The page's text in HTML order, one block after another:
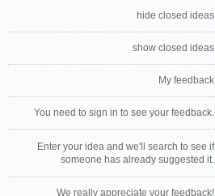
hide closed ideas
show closed ideas
My feedback
You need to sign in to see your feedback.
Enter your idea and we'll search to see if
someone has already suggested it.
We really appreciate your feedback!